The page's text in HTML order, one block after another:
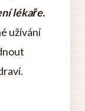
lékaře.
užívání